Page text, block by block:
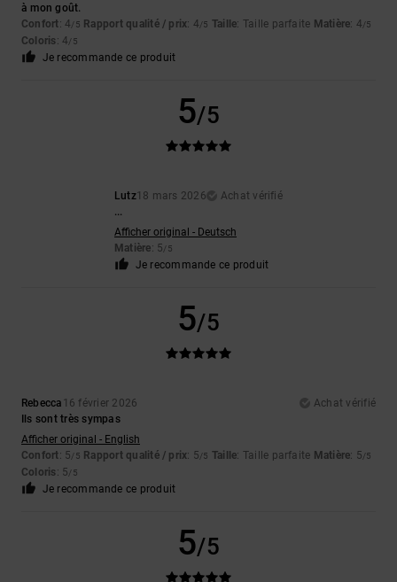
à mon goût.
Confort: 4/5 Rapport qualité / prix: 4/5 Taille: Taille parfaite Matière: 4/5
Coloris: 4/5
Je recommande ce produit
5/5
Lutz18 mars 2026
Achat vérifié
...
Afficher original - Deutsch
Matière: 5/5
Je recommande ce produit
5/5
Rebecca 16 février 2026
Achat vérifié
Ils sont très sympas
Afficher original - English
Confort: 5/5 Rapport qualité / prix: 5/5 Taille: Taille parfaite Matière: 5/5
Coloris: 5/5
Je recommande ce produit
5/5